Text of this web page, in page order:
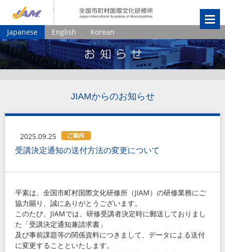
Japanese English Korean
JIAMからのお知らせ
2025.09.25
受講決定通知の送付方法の変更について
平素は、全国市町村国際文化研修所（JIAM）の研修業務にご
協力賜り、誠にありがとうございます。
このたび、 JIAMでは、研修受講者決定時に郵送しておりまし
た「受講決定通知兼請求書」
及び事前課題等の関係資料につきまして、データによる送付
に変更することといたします。